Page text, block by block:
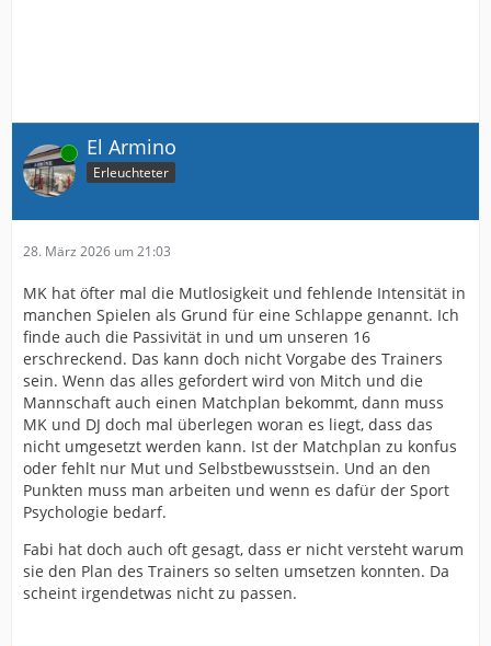
Online El Armino
Erleuchteter
28. März 2026 um 21:03
MK hat öfter mal die Mutlosigkeit und fehlende Intensität in
manchen Spielen als Grund für eine Schlappe genannt. Ich
finde auch die Passivität in und um unseren 16
erschreckend. Das kann doch nicht Vorgabe des Trainers
sein. Wenn das alles gefordert wird von Mitch und die
Mannschaft auch einen Matchplan bekommt, dann muss
MK und DJ doch mal überlegen woran es liegt, dass das
nicht umgesetzt werden kann. Ist der Matchplan zu konfus
oder fehlt nur Mut und Selbstbewusstsein. Und an den
Punkten muss man arbeiten und wenn es dafür der Sport
Psychologie bedarf.
Fabi hat doch auch oft gesagt, dass er nicht versteht warum
sie den Plan des Trainers so selten umsetzen konnten. Da
scheint irgendetwas nicht zu passen.